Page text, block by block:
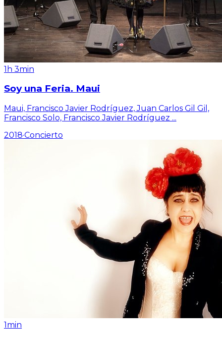
1h 3min
Soy una Feria. Maui
Maui, Francisco Javier Rodríguez, Juan Carlos Gil Gil,
Francisco Solo, Francisco Javier Rodríguez ...
2018·Concierto
1min